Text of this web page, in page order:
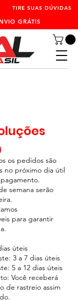
TIRE SUAS DÚVIDAS
GRÁTIS
os pedidos são
no próximo dia útil
semana serão
para garantir
úteis
3 a 7 dias úteis
5 a 12 dias úteis
Você receberá
de rastreio assim